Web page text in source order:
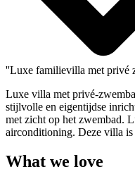
''Luxe familievilla met privé
Luxe villa met privé-
stijlvolle en eigentijdse
met zicht op het zwembad.
airconditioning. Deze villa
What we love